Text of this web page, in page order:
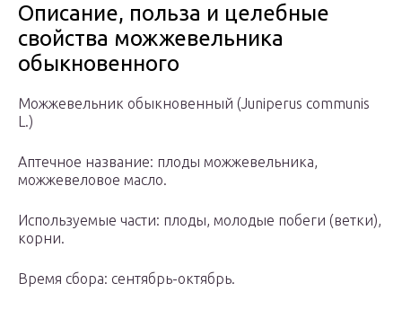
Описание, польза и целебные
свойства можжевельника
обыкновенного
Можжевельник обыкновенный (Juniperus communis
L.)
Аптечное название: плоды можжевельника,
можжевеловое масло.
Используемые части: плоды, молодые побеги (ветки),
корни.
Время сбора: сентябрь-октябрь.